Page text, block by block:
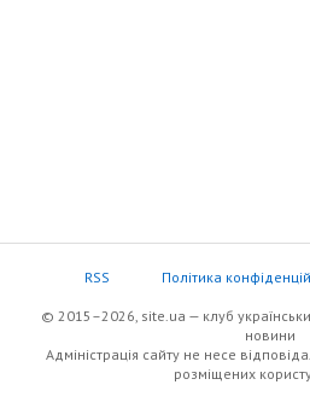
RSS Політика
© 2015–2026, site.ua — клуб
новини
Адміністрація сайту не несе
розміщених